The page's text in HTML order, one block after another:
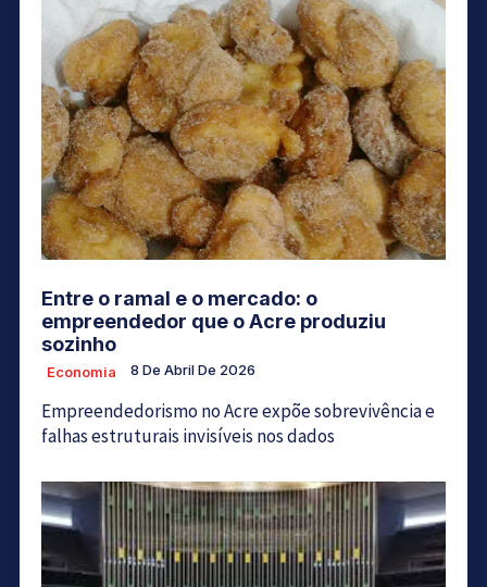
Entre o ramal e o mercado: o
empreendedor que o Acre produziu
sozinho
Economia 8 De Abril De 2026
Empreendedorismo no Acre expõe sobrevivência e
falhas estruturais invisíveis nos dados